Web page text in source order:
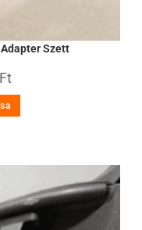
Szett
Ft